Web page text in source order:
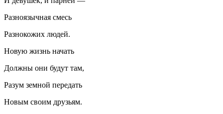
Разноязычная смесь
Разнокожих людей.
Новую жизнь начать
Должны они будут там,
Разум земной передать
Новым своим друзьям.